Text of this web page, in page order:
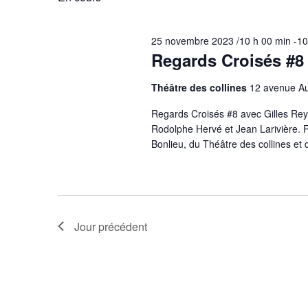
28
novembre
Regards Croisés #8
25 novembre 2023 /10 h 00 min -
Théâtre des collines 12 avenue
Regards Croisés #8 avec Gilles
Rodolphe Hervé et Jean Larivière.
Bonlieu, du Théâtre des collines
Jour précédent